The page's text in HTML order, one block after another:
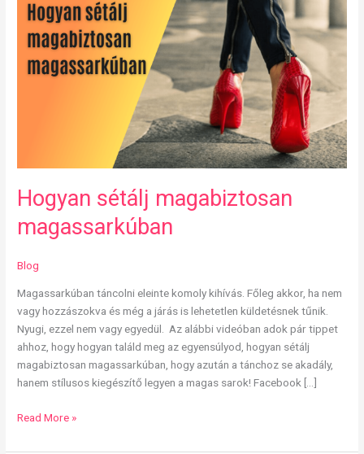
Hogyan sétálj magabiztosan
magassarkúban
Blog
Magassarkúban táncolni eleinte komoly kihívás. Főleg akkor, ha nem
vagy hozzászokva és még a járás is lehetetlen küldetésnek tűnik.
Nyugi, ezzel nem vagy egyedül. Az alábbi videóban adok pár tippet
ahhoz, hogy hogyan találd meg az egyensúlyod, hogyan sétálj
magabiztosan magassarkúban, hogy azután a tánchoz se akadály,
hanem stílusos kiegészítő legyen a magas sarok! Facebook […]
sétálj
magabiztosan
magassarkúban
Read More »